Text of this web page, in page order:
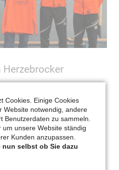
Sponsor des Herzebrocker
den Verein bei der
und Anzügen für die Trainer und
Cookies. Einige Cookies
Website notwendig, andere
Benutzerdaten zu sammeln.
um unsere Website ständig
Kunden anzupassen.
selbst ob Sie dazu